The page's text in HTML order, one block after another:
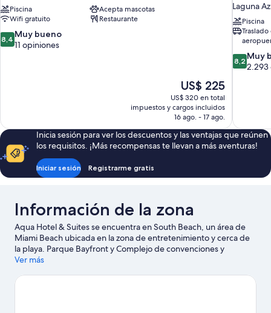
Piscina
Acepta mascotas
Wifi gratuito
Restaurante
8.4
de
8,4 Muy bueno
11 opiniones
El
precio
actual
es
de
US$ 225
US$ 225
US$ 320 en total
impuestos y cargos incluidos
16 ago. - 17 ago.
Laguna
Piscina
8.2
de
opiniones
8,2 Muy
2.293
Inicia sesión para ver los descuentos y las ventajas que reúnen
los requisitos. ¡Más recompensas te llevan a más aventuras!
Iniciar sesión Registrarme gratis
Información de la zona
Aqua Hotel & Suites se encuentra en South Beach, un área de
Miami Beach ubicada en la zona de entretenimiento y cerca de
la playa. Parque Bayfront y Complejo de convenciones y
entretenimiento James L. Knight Center son lugares culturales
visitar Zona comercial de Collins Avenue y Paseo marítimo de
Ver más